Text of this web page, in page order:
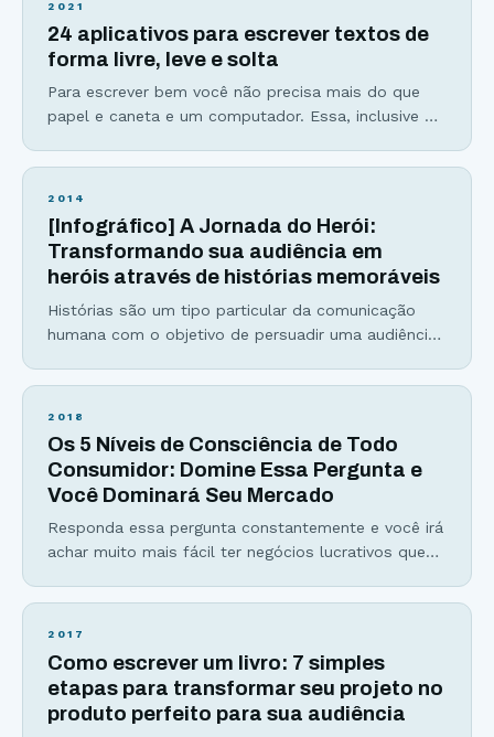
título? Antes
2021
24 aplicativos para escrever textos de
forma livre, leve e solta
Para escrever bem você não precisa mais do que
papel e caneta e um computador. Essa, inclusive é
uma arte acessível e que possibilita grande
fluidez do texto com a
2014
[Infográfico] A Jornada do Herói:
Transformando sua audiência em
heróis através de histórias memoráveis
Histórias são um tipo particular da comunicação
humana com o objetivo de persuadir uma audiência
famoso de história é a Jornada do Herói. Joseph
já provou sua importância muitas vezes explicando
2018
Os 5 Níveis de Consciência de Todo
Consumidor: Domine Essa Pergunta e
Você Dominará Seu Mercado
Responda essa pergunta constantemente e você irá
achar muito mais fácil ter negócios lucrativos que
7 cabeças”. Se você algum dia já se viu perdido no
concretos… A resposta que você irá tirar dessa
poderosa pergunta
2017
Como escrever um livro: 7 simples
etapas para transformar seu projeto no
produto perfeito para sua audiência